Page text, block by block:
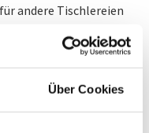
Über Cookies
andere Tischlereien
Privathaushalte,
Banken und